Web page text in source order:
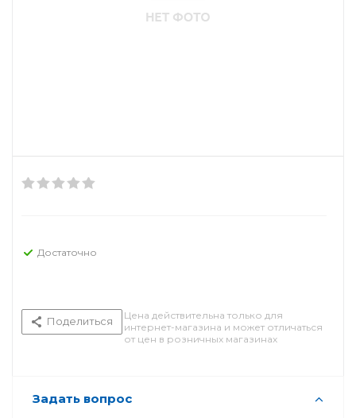
Достаточно
Поделиться
Цена действительна только для
интернет-магазина и может отличаться
от цен в розничных магазинах
Задать вопрос